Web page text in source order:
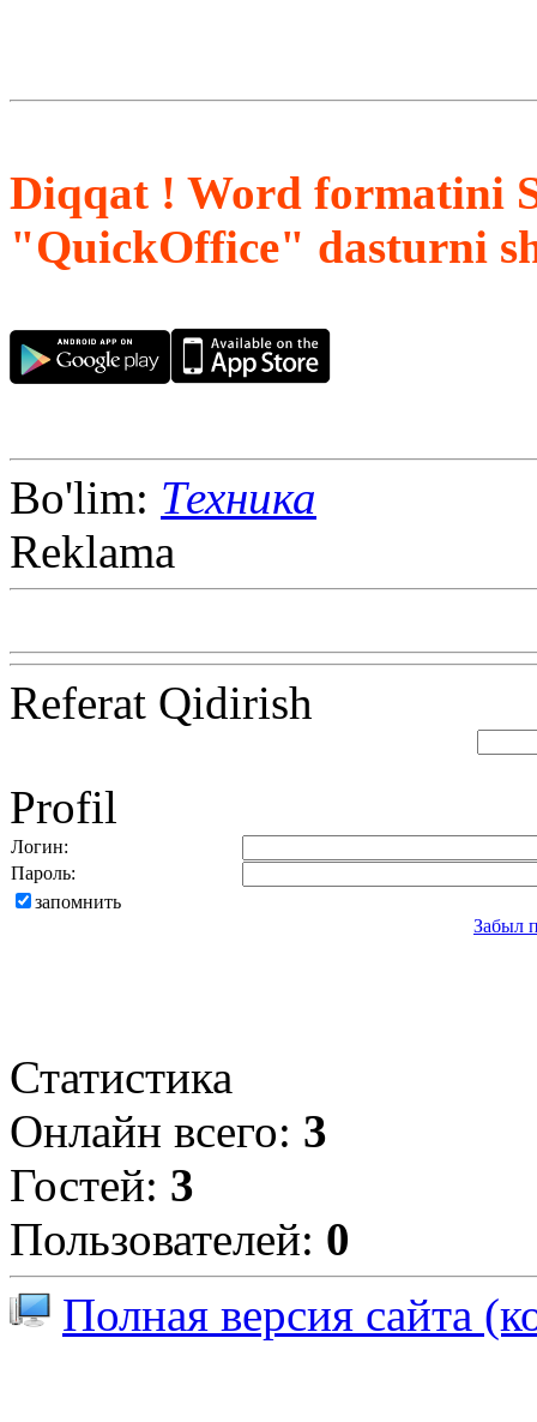
Diqqat ! Word formatini
"QuickOffice" dasturni
Bo'lim: Техника
Reklama
Referat Qidirish
Profil
Логин:
Пароль:
запомнить
Забыл
Статистика
Онлайн всего: 3
Гостей: 3
Пользователей: 0
Полная версия сайта